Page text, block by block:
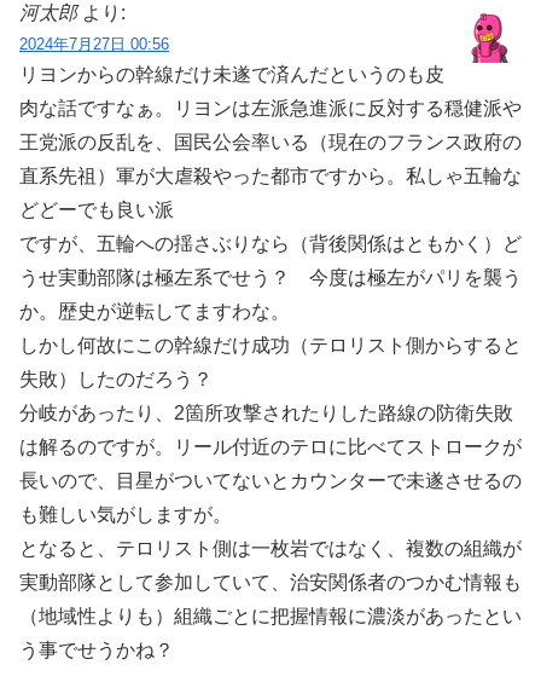
河太郎 より:
2024年7月27日 00:56
リヨンからの幹線だけ未遂で済んだというのも皮
肉な話ですなぁ。リヨンは左派急進派に反対する穏健派や
王党派の反乱を、国民公会率いる（現在のフランス政府の
直系先祖）軍が大虐殺やった都市ですから。私しゃ五輪な
どどーでも良い派
ですが、五輪への揺さぶりなら（背後関係はともかく）ど
うせ実動部隊は極左系でせう？ 今度は極左がパリを襲う
か。歴史が逆転してますわな。
しかし何故にこの幹線だけ成功（テロリスト側からすると
失敗）したのだろう？
分岐があったり、2箇所攻撃されたりした路線の防衛失敗
は解るのですが。リール付近のテロに比べてストロークが
長いので、目星がついてないとカウンターで未遂させるの
も難しい気がしますが。
となると、テロリスト側は一枚岩ではなく、複数の組織が
実動部隊として参加していて、治安関係者のつかむ情報も
（地域性よりも）組織ごとに把握情報に濃淡があったとい
う事でせうかね？